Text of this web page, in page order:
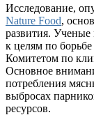
Исследование,
Nature Food,
развития. Ученые
к целям по
Комитетом по
Основное
потребления
выбросах
ресурсов.